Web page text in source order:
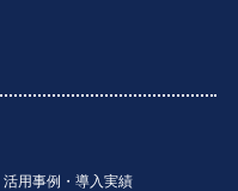
活用事例・導入実績